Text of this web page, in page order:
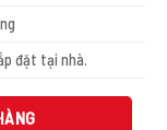
đặt tại nhà.